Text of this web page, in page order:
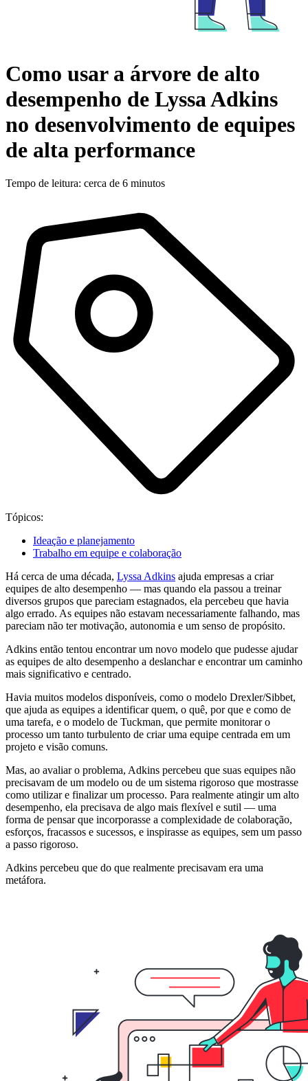
Como usar a árvore de alto
desempenho de Lyssa Adkins
no desenvolvimento de equipes
de alta performance
Tempo de leitura: cerca de 6 minutos
Tópicos:
Ideação e planejamento
Trabalho em equipe e colaboração
Há cerca de uma década, Lyssa Adkins ajuda empresas a criar
equipes de alto desempenho — mas quando ela passou a treinar
diversos grupos que pareciam estagnados, ela percebeu que havia
algo errado. As equipes não estavam necessariamente falhando, mas
pareciam não ter motivação, autonomia e um senso de propósito.
Adkins então tentou encontrar um novo modelo que pudesse ajudar
as equipes de alto desempenho a deslanchar e encontrar um caminho
mais significativo e centrado.
Havia muitos modelos disponíveis, como o modelo Drexler/Sibbet,
que ajuda as equipes a identificar quem, o quê, por que e como de
uma tarefa, e o modelo de Tuckman, que permite monitorar o
processo um tanto turbulento de criar uma equipe centrada em um
projeto e visão comuns.
Mas, ao avaliar o problema, Adkins percebeu que suas equipes não
precisavam de um modelo ou de um sistema rigoroso que mostrasse
como utilizar e finalizar um processo. Para realmente atingir um alto
desempenho, ela precisava de algo mais flexível e sutil — uma
forma de pensar que incorporasse a complexidade de colaboração,
esforços, fracassos e sucessos, e inspirasse as equipes, sem um passo
a passo rigoroso.
Adkins percebeu que do que realmente precisavam era uma
metáfora.